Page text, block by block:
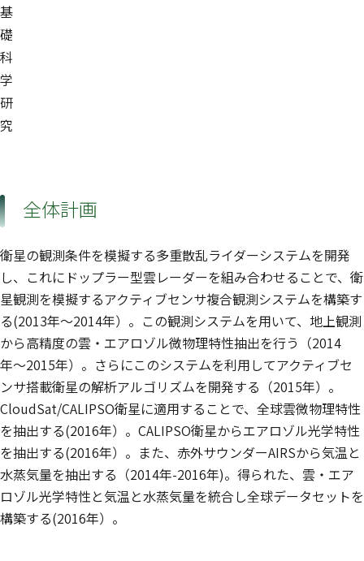
基
礎
科
学
研
究
全体計画
衛星の観測条件を模擬する多重散乱ライダーシステムを開発
し、これにドップラー型雲レーダーを組み合わせることで、衛
星観測を模擬するアクティブセンサ複合観測システムを構築す
る(2013年〜2014年）。この観測システムを用いて、地上観測
から高精度の雲・エアロゾル微物理特性抽出を行う（2014
年〜2015年）。さらにこのシステムを利用してアクティブセ
ンサ搭載衛星の解析アルゴリズムを開発する（2015年）。
CloudSat/CALIPSO衛星に適用することで、全球雲微物理特性
を抽出する(2016年）。CALIPSO衛星からエアロゾル光学特性
を抽出する(2016年）。また、赤外サウンダーAIRSから気温と
水蒸気量を抽出する（2014年-2016年)。得られた、雲・エア
ロゾル光学特性と気温と水蒸気量を統合し全球データセットを
構築する(2016年）。